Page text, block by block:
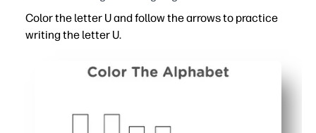
Color the letter U and follow the arrows to practice
writing the letter U.